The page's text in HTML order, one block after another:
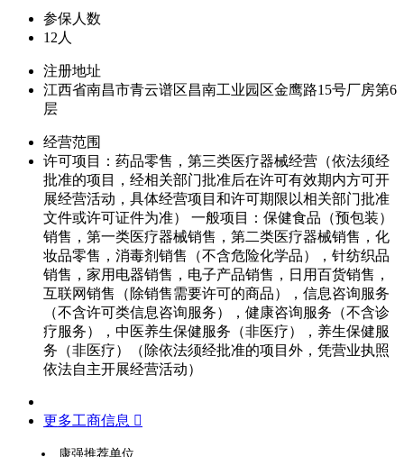
参保人数
12人
注册地址
江西省南昌市青云谱区昌南工业园区金鹰路15号厂房第6
层
经营范围
许可项目：药品零售，第三类医疗器械经营（依法须经
批准的项目，经相关部门批准后在许可有效期内方可开
展经营活动，具体经营项目和许可期限以相关部门批准
文件或许可证件为准） 一般项目：保健食品（预包装）
销售，第一类医疗器械销售，第二类医疗器械销售，化
妆品零售，消毒剂销售（不含危险化学品），针纺织品
销售，家用电器销售，电子产品销售，日用百货销售，
互联网销售（除销售需要许可的商品），信息咨询服务
（不含许可类信息咨询服务），健康咨询服务（不含诊
疗服务），中医养生保健服务（非医疗），养生保健服
务（非医疗）（除依法须经批准的项目外，凭营业执照
依法自主开展经营活动）
更多工商信息 
康强推荐单位